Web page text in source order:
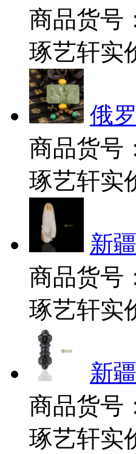
商品货号
琢艺轩实
俄
商品货号
琢艺轩实
新
商品货号
琢艺轩实
新
商品货号
琢艺轩实